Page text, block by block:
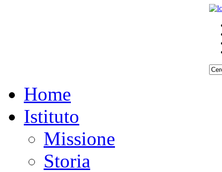
Home
Istituto
Missione
Storia